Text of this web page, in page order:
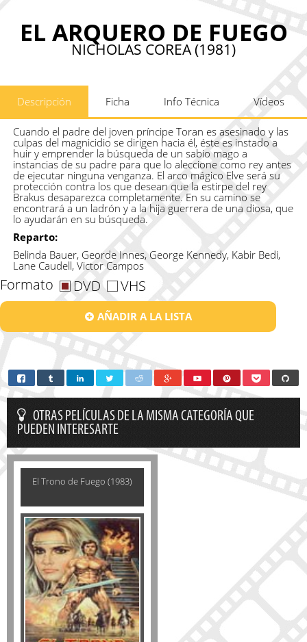
EL ARQUERO DE FUEGO
NICHOLAS COREA (1981)
Descripción Ficha Info Técnica Vídeos
Cuando el padre del joven príncipe Toran es asesinado y las
culpas del magnicidio se dirigen hacia él, éste es instado a
huir y emprender la búsqueda de un sabio mago a
instancias de su padre para que lo aleccione como rey antes
de ejecutar ninguna venganza. El arco mágico Elve será su
protección contra los que desean que la estirpe del rey
Brakus desaparezca completamente. En su camino se
encontrará a un ladrón y a la hija guerrera de una diosa, que
lo ayudarán en su búsqueda.
Reparto:
Belinda Bauer, Georde Innes, George Kennedy, Kabir Bedi,
Lane Caudell, Victor Campos
Formato DVD VHS
AÑADIR A LA LISTA
OTRAS PELÍCULAS DE LA MISMA CATEGORÍA QUE
PUEDEN INTERESARTE
El Trono de Fuego (1983)